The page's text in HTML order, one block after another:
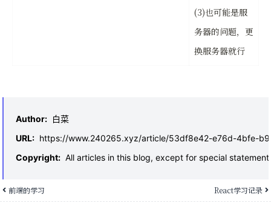
(3)也可能是服
务器的问题，更
换服务器就行
Author: 白菜
URL: https://www.240265.xyz/article/53df8e42-e76d-4bfe-
Copyright: All articles in this blog, except for special
前端的学习 React学习记录